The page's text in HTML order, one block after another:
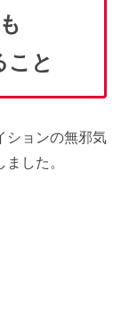
こと
ションの無邪気
した。